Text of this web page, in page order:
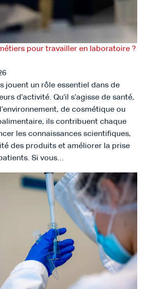
pour travailler en laboratoire ?
jouent un rôle essentiel dans de
d’activité. Qu’il s’agisse de santé,
de cosmétique ou
ils contribuent chaque
les connaissances scientifiques,
des produits et améliorer la prise
Si vous…